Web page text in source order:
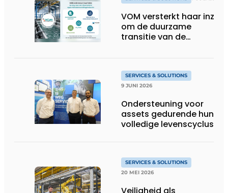
VOM versterkt haar inzet
om de duurzame
transitie van de
SERVICES & SOLUTIONS
9 JUNI 2026
Ondersteuning voor
assets gedurende hun
volledige levenscyclus
SERVICES & SOLUTIONS
20 MEI 2026
Veiligheid als